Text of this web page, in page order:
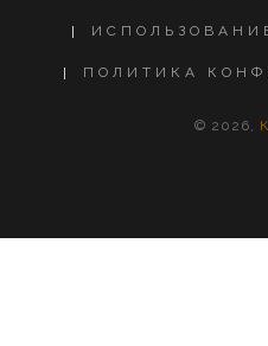
ПОЛИТИКА
© 2026,